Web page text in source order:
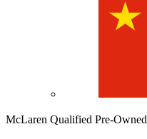
McLaren Qualified Pre-Owned